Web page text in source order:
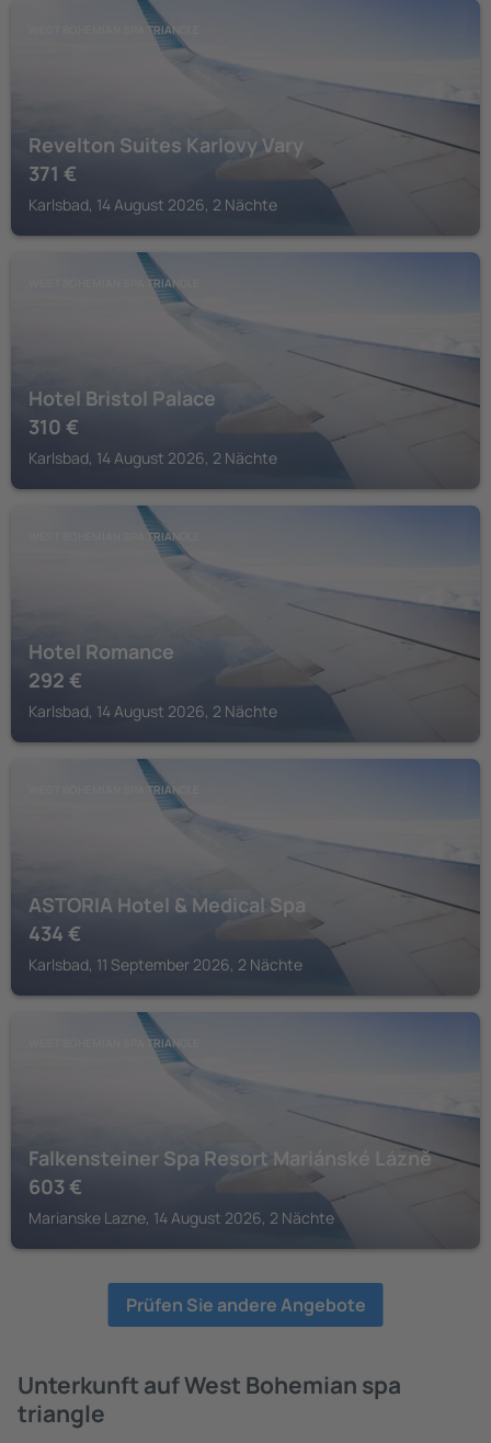
WEST BOHEMIAN SPA TRIANGLE
Revelton Suites Karlovy Vary
371 €
Karlsbad, 14 August 2026, 2 Nächte
WEST BOHEMIAN SPA TRIANGLE
Hotel Bristol Palace
310 €
Karlsbad, 14 August 2026, 2 Nächte
WEST BOHEMIAN SPA TRIANGLE
Hotel Romance
292 €
Karlsbad, 14 August 2026, 2 Nächte
WEST BOHEMIAN SPA TRIANGLE
ASTORIA Hotel & Medical Spa
434 €
Karlsbad, 11 September 2026, 2 Nächte
WEST BOHEMIAN SPA TRIANGLE
Falkensteiner Spa Resort Mariánské Lázně
603 €
Marianske Lazne, 14 August 2026, 2 Nächte
Prüfen Sie andere Angebote
Unterkunft auf West Bohemian spa
triangle